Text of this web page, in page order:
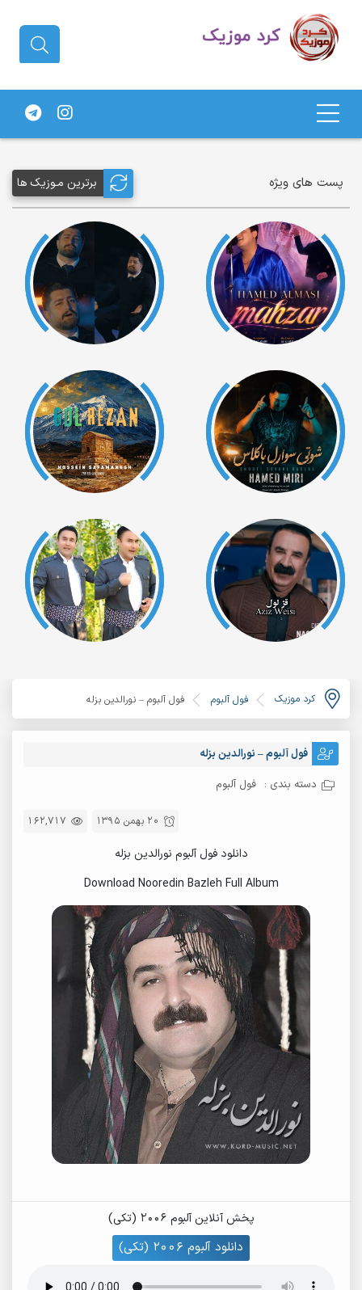
های کردی
پست های ویژه برترین مـوزیک ها
کرد موزیک فول آلبوم فول آلبوم – نورالدین بزله
فول آلبوم – نورالدین بزله
دسته بندی : فول آلبوم
162,717 20 بهمن 1395
دانلود فول آلبوم نورالدین بزله
Download Nooredin Bazleh Full Album
پخش آنلاین آلبوم 2006 (تکی)
دانلود آلبوم 2006 (تکی)